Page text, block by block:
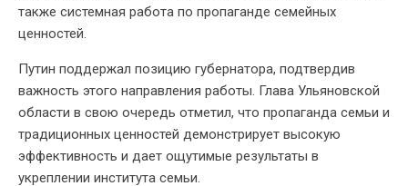
также системная работа по пропаганде семейных
ценностей.
Путин поддержал позицию губернатора, подтвердив
важность этого направления работы. Глава Ульяновской
области в свою очередь отметил, что пропаганда семьи и
традиционных ценностей демонстрирует высокую
эффективность и дает ощутимые результаты в
укреплении института семьи.